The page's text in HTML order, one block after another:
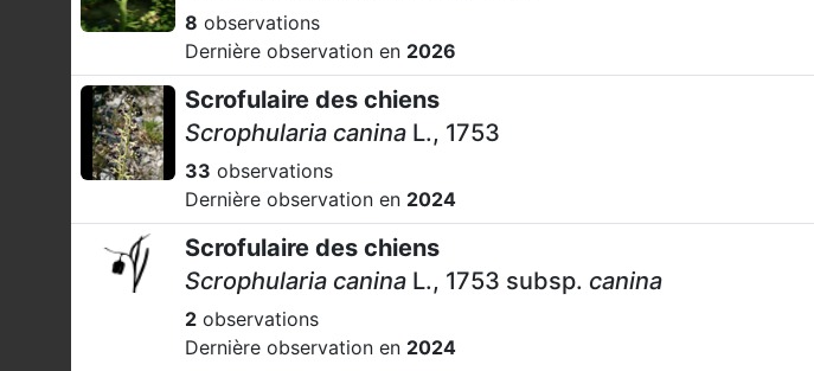
8 observations
Dernière observation en 2026
Scrofulaire des chiens
Scrophularia canina L., 1753
33 observations
Dernière observation en 2024
Scrofulaire des chiens
Scrophularia canina L., 1753 subsp. canina
2 observations
Dernière observation en 2024